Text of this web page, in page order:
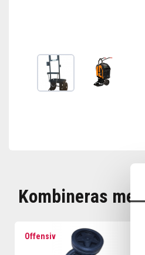
Kombineras med
Offensiv